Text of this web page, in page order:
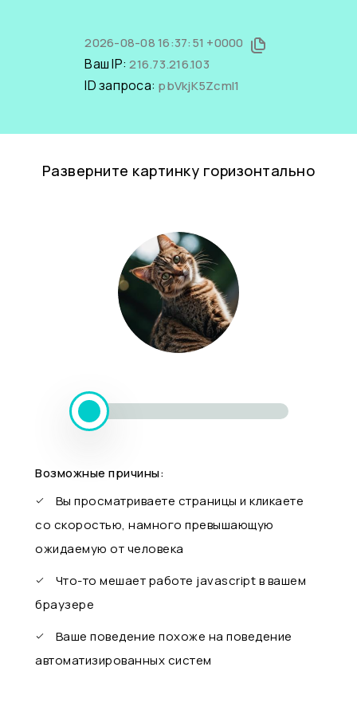
2026-08-08 16:37:51 +0000
Ваш IP:216.73.216.103
ID запроса: pbVkjK5ZcmI1
Разверните картинку горизонтально
Возможные причины:
Вы просматриваете страницы и кликаете
со скоростью, намного превышающую
ожидаемую от человека
Что-то мешает работе javascript в вашем
браузере
Ваше поведение похоже на поведение
автоматизированных систем